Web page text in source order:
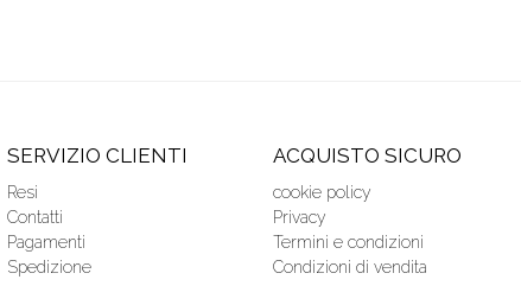
SERVIZIO CLIENTI
Resi
Contatti
Pagamenti
Spedizione
ACQUISTO SICURO
cookie policy
Privacy
Termini e condizioni
Condizioni di vendita